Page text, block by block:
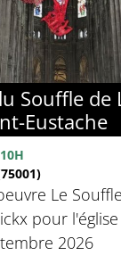
Souffle de
Eustache
Le
pour
2026